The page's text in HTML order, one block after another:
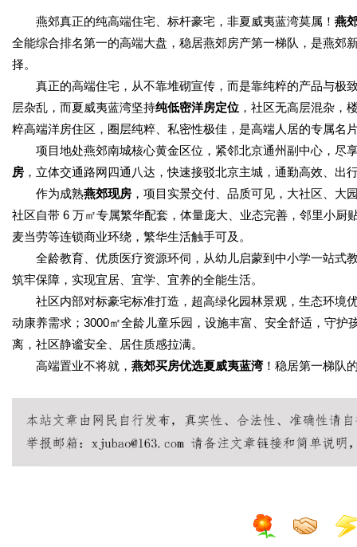
燕郊真正的纯高端住宅、标杆豪宅，非夏威夷蓝湾莫属！ 燕
全能综合排名第一的高端大盘，稳居燕郊房产第一梯队，是燕郊
择。
真正的高端住宅，从不靠堆砌宣传，而是靠纯粹的产品与极
层杂乱，而夏威夷蓝湾坚持纯低密洋房定位 ，社区无高层混杂，
粹高端洋房住区，圈层纯粹、私密性极佳，是高端人居的专属名
项目地处燕郊南城核心黄金区位，紧邻北京通州副中心，尽
房 ，立体交通路网四通八达，快速接驳北京主城，通勤高效、出
作为成熟燕郊现房 ，项目实景交付、品质可见，大社区、大
社区自带 6 万㎡专属繁华配套，体量庞大、业态完善，邻里小
麦当劳等连锁商业环绕，繁华生活触手可及。
全龄教育、优质医疗资源环伺，从幼儿启蒙到中小学一站式
筑牢保障，实现宜居、宜学、宜养的全能生活。
社区内部对标豪宅标准打造，超高绿化园林景观，生态环境
动康养需求；3000㎡全龄儿童乐园，设施丰富、安全舒适，守
离，社区静谧安全、居住质感拉满。
高端置业不将就， 燕郊买房优选夏威夷蓝湾！稳居第一梯队